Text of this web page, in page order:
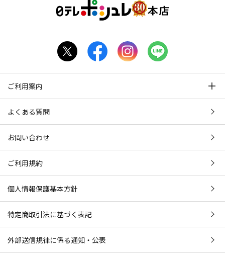
ご利用案内
よくある質問
お問い合わせ
ご利用規約
個人情報保護基本方針
特定商取引法に基づく表記
外部送信規律に係る通知・公表